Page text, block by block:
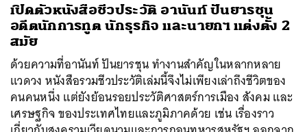
เปิดตัวหนังสือชีวประวัติ อานันท์ ปันยารชุน
อดีตนักการทูต นักธุรกิจ และนายกฯ แต่งตั้ง 2
สมัย
ด้วยความที่อานันท์ ปันยารชุน ทำงานสำคัญในหลากหลาย
แวดวง หนังสือรวมชีวประวัติเล่มนี้จึงไม่เพียงเล่าถึงชีวิตของ
คนคนหนึ่ง แต่ยังย้อนรอยประวัติศาสตร์การเมือง สังคม และ
เศรษฐกิจ ของประเทศไทยและภูมิภาคด้วย เช่น เรื่องราว